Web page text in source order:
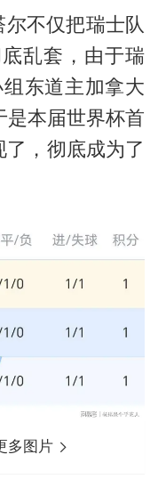
不仅把瑞士队
乱套，由于瑞
东道主加拿大
是本届世界杯首
，彻底成为了
多图片